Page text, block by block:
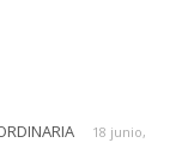
18 junio,